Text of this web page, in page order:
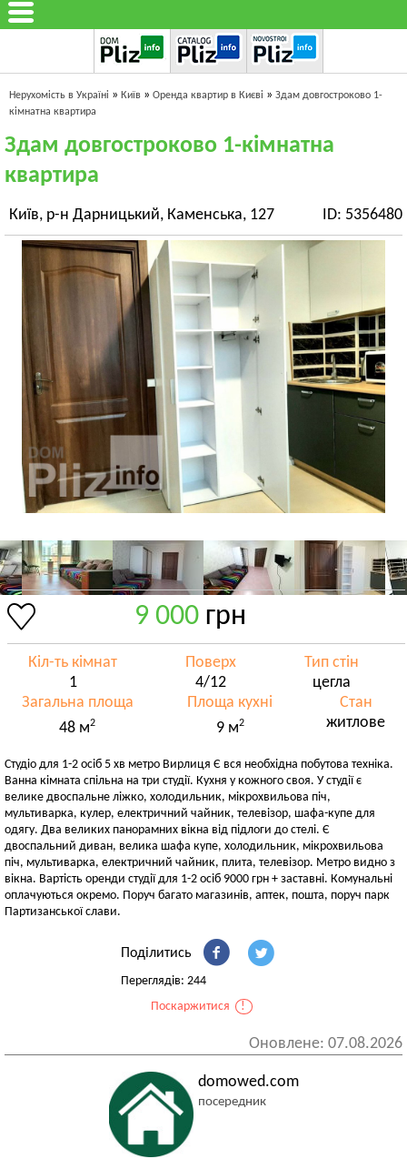
Нерухомість в Україні » Київ » Оренда квартир в Києві » Здам довгостроково 1-
кімнатна квартира
Здам довгостроково 1-кімнатна
квартира
Київ, р-н Дарницький, Каменська, 127 ID: 5356480
9 000 грн
Кіл-ть кімнат
1
Поверх
4/12
Тип стін
цегла
Загальна площа
48 м2
Площа кухні
9 м2
Стан
житлове
Студіо для 1-2 осіб 5 хв метро Вирлиця Є вся необхідна побутова техніка.
Ванна кімната спільна на три студії. Кухня у кожного своя. У студії є
велике двоспальне ліжко, холодильник, мікрохвильова піч,
мультиварка, кулер, електричний чайник, телевізор, шафа-купе для
одягу. Два великих панорамних вікна від підлоги до стелі. Є
двоспальний диван, велика шафа купе, холодильник, мікрохвильова
піч, мультиварка, електричний чайник, плита, телевізор. Метро видно з
вікна. Вартість оренди студії для 1-2 осіб 9000 грн + заставні. Комунальні
оплачуються окремо. Поруч багато магазинів, аптек, пошта, поруч парк
Партизанської слави.
Поділитись
Переглядів: 244
Поскаржитися
!
Оновлене: 07.08.2026
domowed.com
посередник